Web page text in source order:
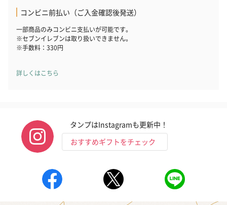
コンビニ前払い（ご入金確認後発送）
一部商品のみコンビニ支払いが可能です。
※セブンイレブンは取り扱いできません。
※手数料：330円
詳しくはこちら
タンプはInstagramも更新中！
おすすめギフトをチェック